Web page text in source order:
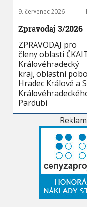
9. červenec 2026
Zpravodaj 3/2026
ZPRAVODAJ pro
členy oblasti
Královéhradecký
kraj, oblastní
Hradec Králové a
Pardubi